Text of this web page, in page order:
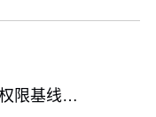
外贸企业云服务器数据访问权限基线检测实操指南